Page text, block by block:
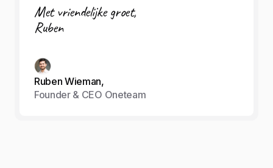
Met vriendelijke groet,
Ruben
Ruben Wieman,
Founder & CEO Oneteam